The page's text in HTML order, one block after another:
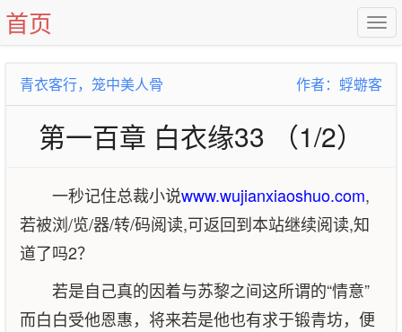
首页
青衣客行，笼中美人骨 作者：蜉蝣客
第一百章 白衣缘33 （1/2）
一秒记住总裁小说www.wujianxiaoshuo.com,
若被浏/览/器/转/码阅读,可返回到本站继续阅读,知
道了吗2？
若是自己真的因着与苏黎之间这所谓的“情意”
而白白受他恩惠，将来若是他也有求于锻青坊，便